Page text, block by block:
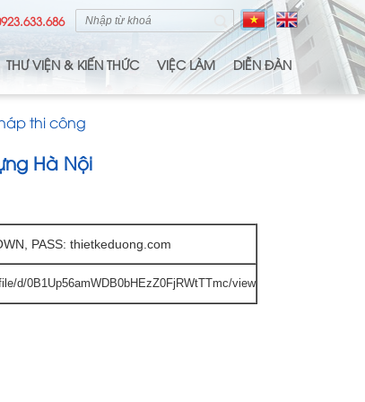
THƯ VIỆN & KIẾN THỨC VIỆC LÀM DIỄN ĐÀN
thi công
Hà Nội
PASS: thietkeduong.com
d/0B1Up56amWDB0bHEzZ0FjRWtTTmc/view